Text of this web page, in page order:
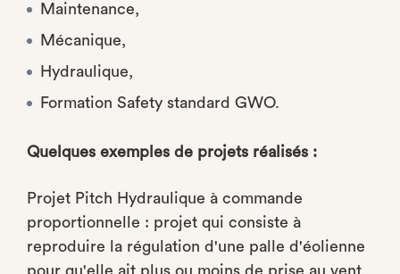
Maintenance,
Mécanique,
Hydraulique,
Formation Safety standard GWO.
Quelques exemples de projets réalisés :
Projet Pitch Hydraulique à commande
proportionnelle : projet qui consiste à
reproduire la régulation d'une palle d'éolienne
pour qu'elle ait plus ou moins de prise au vent.